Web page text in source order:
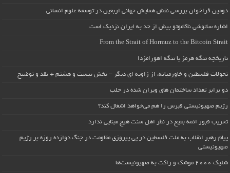
دومین فراخوان بررسی نقش همایش جهانی اربعین در توسعه علوم انسانی
اشاره ساتوشی ناکاموتو بیش از حد به ایران نزدیک است
From the Strait of Hormuz to the Bitcoin Strait
تاریخچه تنگه هرمز یا تنگه اهورامزدا
تحولات فلسطین و خاورمیانه، از زاویه ای دیگر – بخش بیست و هشتم + نقد و توضیح
دو برابر تعداد ساختمان های ویران شده در حلب
رژیم صهیونیستی قبرس را هم می‌خواهد اشغال کند؟
تخریب قبور ائمه بقیع در نظر اهل سنت هیچ مبنایی ندارد
پیام رهبر انقلاب به ملت فلسطین در پی پیروزی مقاومت در جنگ دوازده روزه بر رژیم
صهیونیستی
شلیک ۲۰۰۰ موشک و راکت به صهیونیست‌ها